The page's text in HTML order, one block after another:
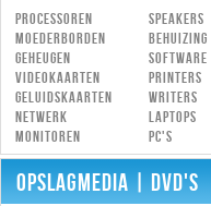
Processoren
Moederborden
Geheugen
Videokaarten
Geluidskaarten
Netwerk
Monitoren
Speakers
Behuizing
Software
Printers
Writers
Laptops
PC's
OPSLAGMEDIA| DVD'S